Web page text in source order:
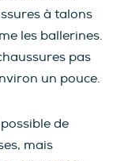
à talons
les ballerines.
pas
un pouce.
de
mais